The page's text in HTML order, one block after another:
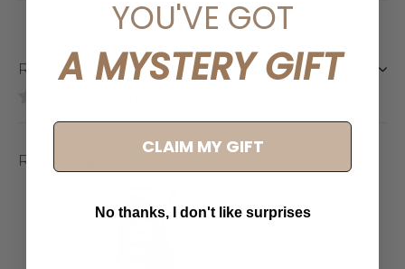
Reviews
Recente artikelen
YOU'VE GOT
A MYSTERY GIFT
CLAIM MY GIFT
No thanks, I don't like surprises